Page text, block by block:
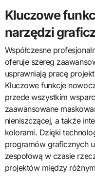
Kluczowe
narzędzi
Współczesne
oferuje szereg
usprawniają pracę
Kluczowe funkcje
przede wszystkim
zaawansowane
nieniszczącej, a także
kolorami. Dzięki
programów graficznych
zespołową w czasie
projektów między